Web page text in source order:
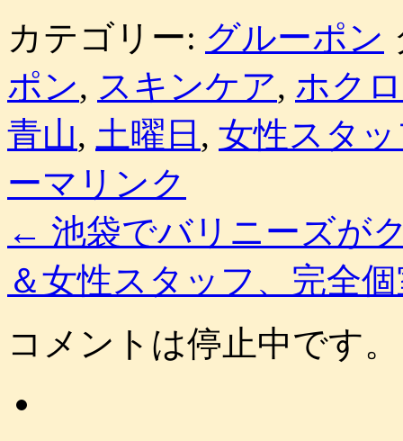
カテゴリー: グルーポン
ポン, スキンケア, ホクロ
青山, 土曜日 , 女性スタ
ーマリンク
← 池袋でバリニーズが
＆女性スタッフ、完全
コメントは停止中です。